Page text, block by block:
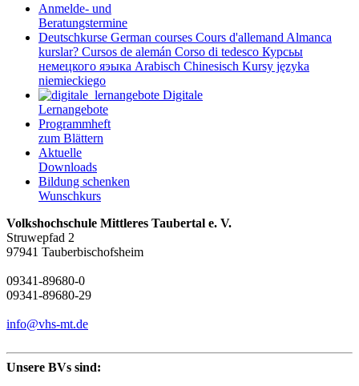
Anmelde- und
Beratungstermine
Deutschkurse German courses Cours d'allemand Almanca
kurslar? Cursos de alemán Corso di tedesco Курсьы
немецкого яэыка Arabisch Chinesisch Kursy języka
niemieckiego
Digitale
Lernangebote
Programmheft
zum Blättern
Aktuelle
Downloads
Bildung schenken
Wunschkurs
Volkshochschule Mittleres Taubertal e. V.
Struwepfad 2
97941 Tauberbischofsheim
09341-89680-0
09341-89680-29
info@vhs-mt.de
Unsere BVs sind: